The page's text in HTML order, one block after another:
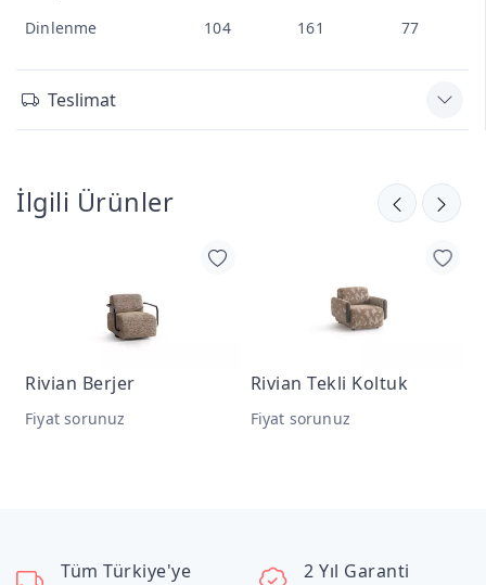
Dinlenme
104 161 77
Teslimat
İlgili Ürünler
Rivian Berjer
Fiyat sorunuz
Rivian Tekli Koltuk
Fiyat sorunuz
Tüm Türkiye'ye 2 Yıl Garanti